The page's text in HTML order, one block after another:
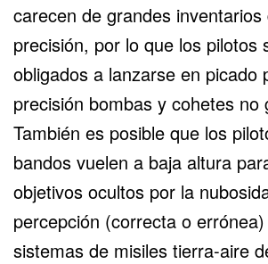
carecen de grandes
precisión, por lo que los pilotos
obligados a lanzarse en picado
precisión bombas y cohetes no
También es posible que los
bandos vuelen a baja altura
objetivos ocultos por la
percepción (correcta o
sistemas de misiles tierra-aire